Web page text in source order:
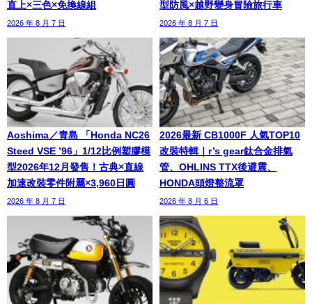
直上×三色×免換線組
2026 年 8 月 7 日
型防風×越野變身冒險旅行車
2026 年 8 月 7 日
Aoshima／青島 「Honda NC26
Steed VSE ’96」1/12比例塑膠模
型2026年12月發售！古典×直線
加速改裝零件附屬×3,960日圓
2026 年 8 月 7 日
2026最新 CB1000F 人氣TOP10
改裝特輯｜r’s gear鈦合金排氣
管、OHLINS TTX後避震、
HONDA頭燈整流罩
2026 年 8 月 6 日